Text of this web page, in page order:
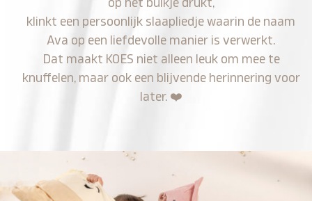
op het buikje drukt,
klinkt een persoonlijk slaapliedje waarin de naam
Ava op een liefdevolle manier is verwerkt.
Dat maakt KOES niet alleen leuk om mee te
knuffelen, maar ook een blijvende herinnering voor
later. ❤️